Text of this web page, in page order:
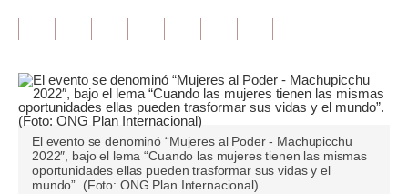
Opinión
Editorial
Pregunta de hoy
El evento se denominó “Mujeres al Poder - Machupicchu
2022″, bajo el lema “Cuando las mujeres tienen las mismas
oportunidades ellas pueden trasformar sus vidas y el
mundo”. (Foto: ONG Plan Internacional)